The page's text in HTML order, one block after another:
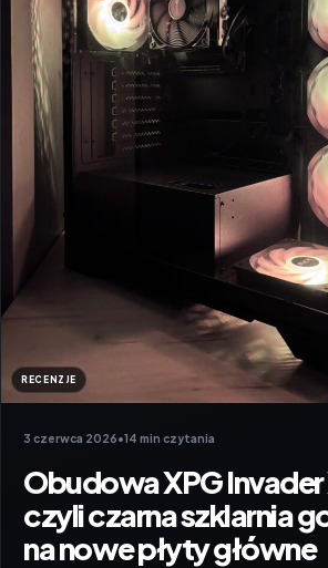
RECENZJE
3 czerwca 2026•14 min czytania
Obudowa XPG Invader
czyli czarna szklarnia
na nowe płyty główne